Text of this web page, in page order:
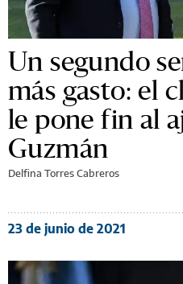
Un segundo
más gasto: el
le pone fin al
Guzmán
Delfina Torres Cabreros
23 de junio de 2021